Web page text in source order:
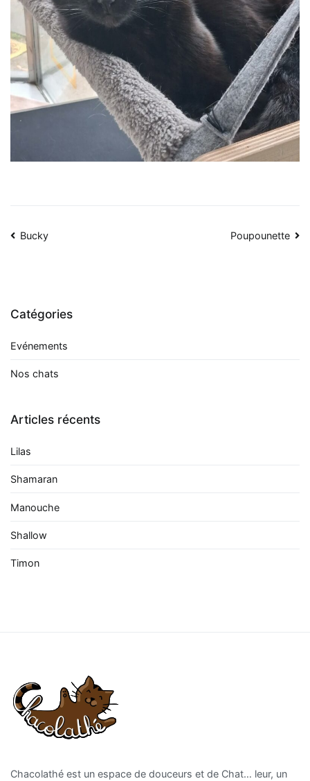
Navigation
Bucky Poupounette
Catégories
Evénements
Nos chats
Articles récents
Lilas
Shamaran
Manouche
Shallow
Timon
Chacolathé est un espace de douceurs et de Chat… leur, un